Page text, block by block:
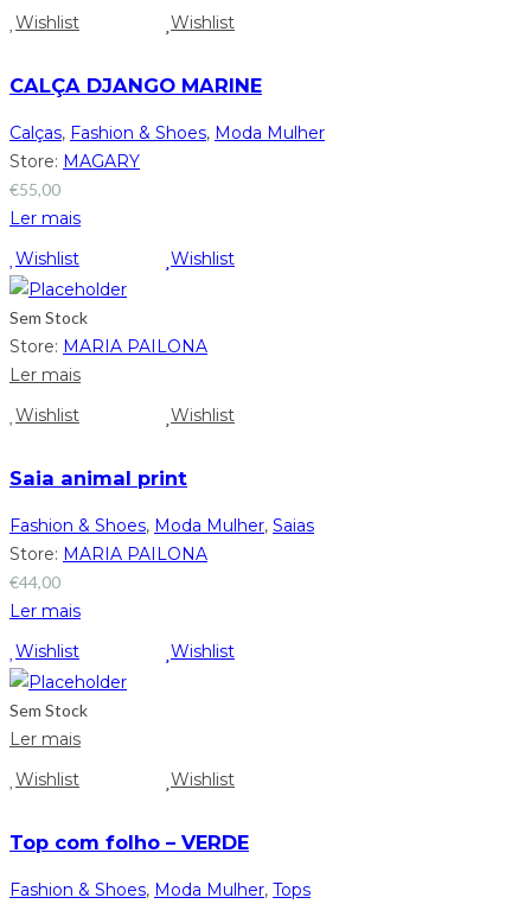
Wishlist Wishlist
CALÇA DJANGO MARINE
Calças, Fashion & Shoes, Moda Mulher
Store: MAGARY
€55,00
Ler mais
Wishlist
Wishlist
Sem Stock
Store: MARIA PAILONA
Ler mais
Wishlist
Wishlist
Saia animal print
Fashion & Shoes, Moda Mulher, Saias
Store: MARIA PAILONA
€44,00
Ler mais
Wishlist
Wishlist
Sem Stock
Ler mais
Wishlist
Wishlist
Top com folho – VERDE
Fashion & Shoes, Moda Mulher, Tops